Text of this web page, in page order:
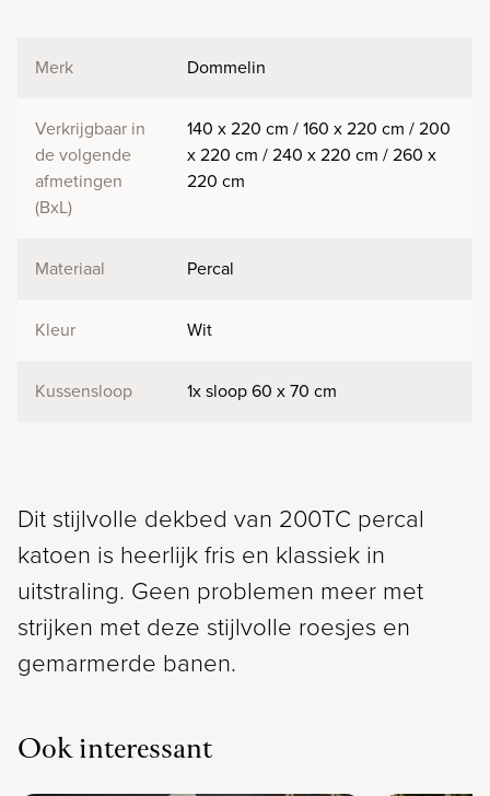
Merk Dommelin
Verkrijgbaar in
de volgende
afmetingen
(BxL)
140 x 220 cm / 160 x 220 cm / 200
x 220 cm / 240 x 220 cm / 260 x
220 cm
Materiaal Percal
Kleur Wit
Kussensloop 1x sloop 60 x 70 cm
Dit stijlvolle dekbed van 200TC percal
katoen is heerlijk fris en klassiek in
uitstraling. Geen problemen meer met
strijken met deze stijlvolle roesjes en
gemarmerde banen.
Ook interessant